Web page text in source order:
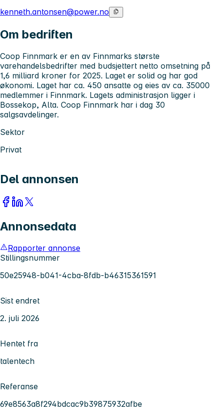
kenneth.antonsen@power.no
Om bedriften
Coop Finnmark er en av Finnmarks største
varehandelsbedrifter med budsjettert netto omsetning på
1,6 milliard kroner for 2025. Laget er solid og har god
økonomi. Laget har ca. 450 ansatte og eies av ca. 35000
medlemmer i Finnmark. Lagets administrasjon ligger i
Bossekop, Alta. Coop Finnmark har i dag 30
salgsavdelinger.
Sektor
Privat
Del annonsen
Annonsedata
Rapporter annonse
Stillingsnummer
50e25948-b041-4cba-8fdb-b46315361591
Sist endret
2. juli 2026
Hentet fra
talentech
Referanse
69e8563a8f294bdcac9b39875932afbe